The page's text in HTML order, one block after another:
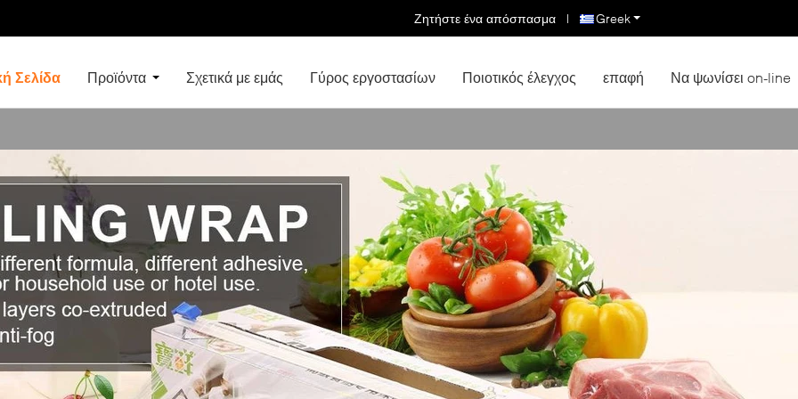
Greek
Ζητήστε ένα απόσπασμα |
Σελίδα Προϊόντα Σχετικά με εμάς Γύρος εργοστασίων Ποιοτικός έλεγχος επαφή Να ψωνίσει on-line